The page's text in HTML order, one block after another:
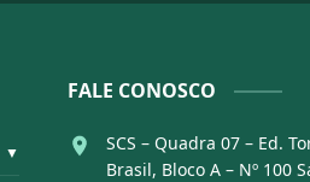
▼
FALE CONOSCO
SCS – Quadra 07 – Ed.
Brasil, Bloco A – Nº 100